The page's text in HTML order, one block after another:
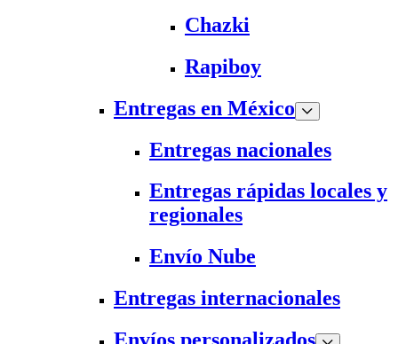
Chazki
Rapiboy
Entregas en México
Entregas nacionales
Entregas rápidas locales y
regionales
Envío Nube
Entregas internacionales